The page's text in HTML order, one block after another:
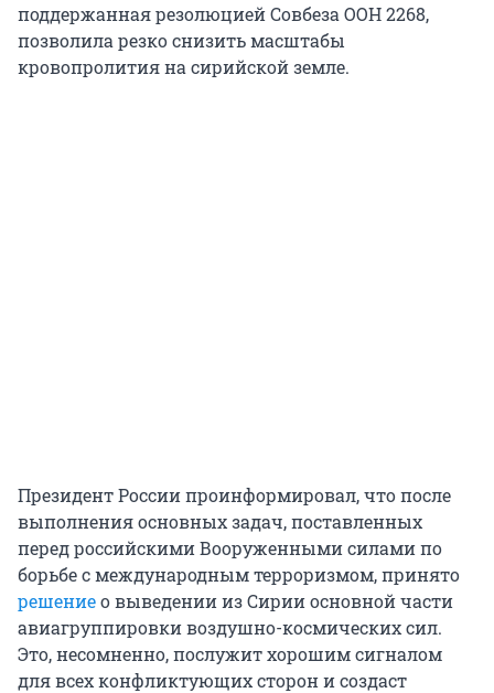
поддержанная резолюцией Совбеза ООН 2268,
позволила резко снизить масштабы
кровопролития на сирийской земле.
Президент России проинформировал, что после
выполнения основных задач, поставленных
перед российскими Вооруженными силами по
борьбе с международным терроризмом, принято
решениео выведении из Сирии основной части
авиагруппировки воздушно-космических сил.
Это, несомненно, послужит хорошим сигналом
для всех конфликтующих сторон и создаст